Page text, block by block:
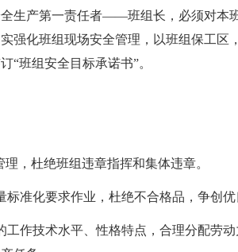
生产第一责任者——班组长，必须对本
强化班组现场安全管理，以班组保工区
“班组安全目标承诺书”。
理，杜绝班组违章指挥和集体违章。
标准化要求作业，杜绝不合格品，争创优
工作技术水平、性格特点，合理分配劳